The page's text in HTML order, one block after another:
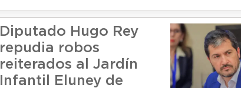
Diputado Hugo Rey
repudia robos
reiterados al Jardín
Infantil Eluney de